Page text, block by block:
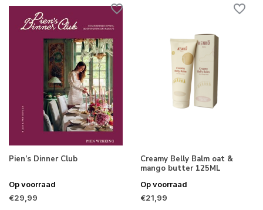
Pien’s Dinner Club
Op voorraad
€29,99
Creamy Belly Balm oat &
mango butter 125ML
Op voorraad
€21,99